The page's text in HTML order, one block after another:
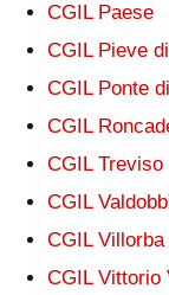
CGIL Paese
CGIL Pieve
CGIL Ponte
CGIL
CGIL Treviso
CGIL
CGIL Villorba
CGIL Vittorio